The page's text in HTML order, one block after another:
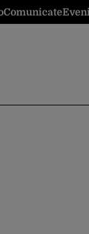
Comunicate